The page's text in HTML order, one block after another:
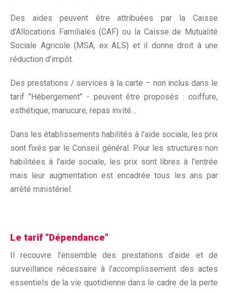
Des aides peuvent être attribuées par la Caisse
d'Allocations Familiales (CAF) ou la Caisse de Mutualité
Sociale Agricole (MSA, ex ALS) et il donne droit à une
réduction d’impôt.
Des prestations / services à la carte – non inclus dans le
tarif "Hébergement" - peuvent être proposés : coiffure,
esthétique, manucure, repas invité…
Dans les établissements habilités à l'aide sociale, les prix
sont fixés par le Conseil général. Pour les structures non
habilitées à l'aide sociale, les prix sont libres à l'entrée
mais leur augmentation est encadrée tous les ans par
arrêté ministériel.
Le tarif "Dépendance"
Il recouvre l’ensemble des prestations d’aide et de
surveillance nécessaire à l’accomplissement des actes
essentiels de la vie quotidienne dans le cadre de la perte